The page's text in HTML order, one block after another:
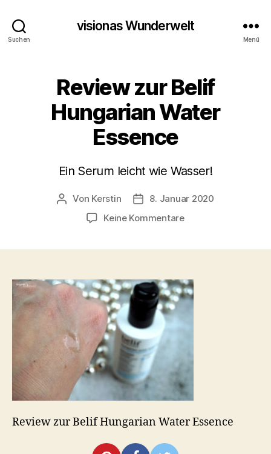
Suchen
visionas Wunderwelt
Menü
Review zur Belif
Hungarian Water
Essence
Ein Serum leicht wie Wasser!
Beitragsautor
Von Kerstin Beitragsdatum
8. Januar 2020
Keine Kommentarezu
Water
Essence
Review zur Belif Hungarian Water Essence